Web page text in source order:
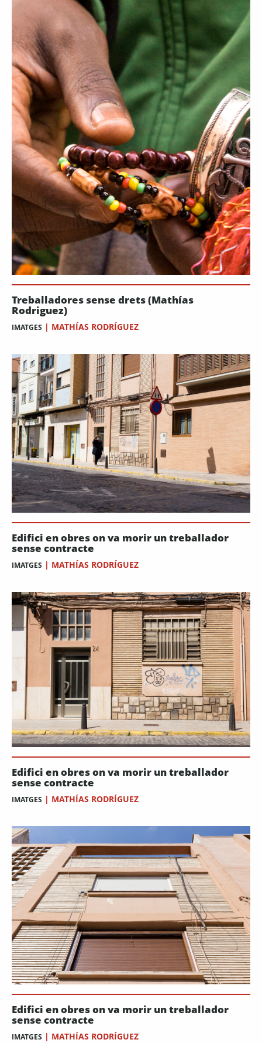
Treballadores sense drets (Mathías
Rodriguez)
IMATGES | MATHÍAS RODRÍGUEZ
Edifici en obres on va morir un treballador
sense contracte
IMATGES | MATHÍAS RODRÍGUEZ
Edifici en obres on va morir un treballador
sense contracte
IMATGES | MATHÍAS RODRÍGUEZ
Edifici en obres on va morir un treballador
sense contracte
IMATGES | MATHÍAS RODRÍGUEZ